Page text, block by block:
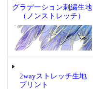
グラデーション刺繍生地
（ノンストレッチ）
2wayストレッチ生地
プリント